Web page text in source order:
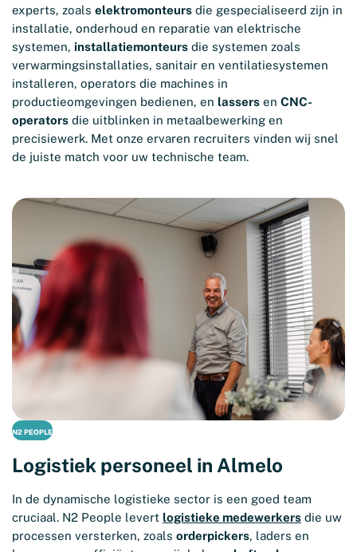
experts, zoals elektromonteurs die gespecialiseerd zijn in
installatie, onderhoud en reparatie van elektrische
systemen, installatiemonteurs die systemen zoals
verwarmingsinstallaties, sanitair en ventilatiesystemen
installeren, operators die machines in
productieomgevingen bedienen, en lassers en CNC-
operators die uitblinken in metaalbewerking en
precisiewerk. Met onze ervaren recruiters vinden wij snel
de juiste match voor uw technische team.
N2 PEOPLE
Logistiek personeel in Almelo
In de dynamische logistieke sector is een goed team
cruciaal. N2 People levert logistieke medewerkers die uw
processen versterken, zoals orderpickers, laders en